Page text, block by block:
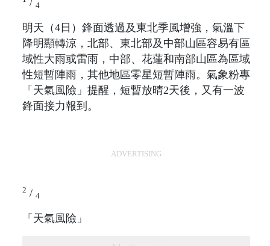
4
明天（4日）鋒面透過及東北季風增強，氣溫下
降明顯轉涼，北部、東北部及中部山區容易有區
域性大雨或雷雨，中部、花蓮和南部山區為區域
性短暫陣雨，其他地區零星短暫陣雨。氣象粉專
「天氣風險」提醒，短暫放晴2天後，又有一波
鋒面接力報到。
ADVERTISING
2 / 4
「天氣風險」